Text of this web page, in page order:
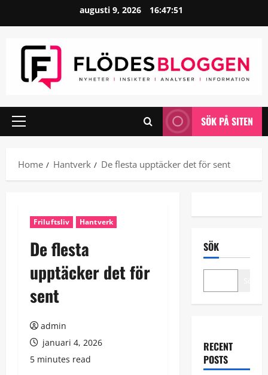
augusti 9, 2026 16:47:52
Primary
SÖK PÅ SITEN
Home Hantverk De flesta upptäcker det för sent
Friluftsliv Hantverk
De flesta
upptäcker det för
sent
admin
januari 4, 2026
5 minutes read
SÖK
RECENT
POSTS